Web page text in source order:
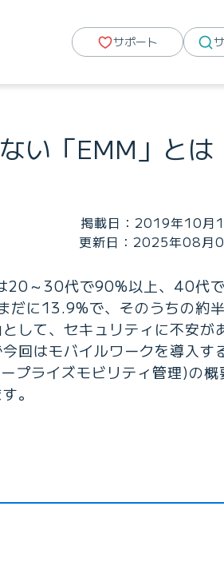
サポート
い「EMM」とは
掲載日：2019年10月
更新日：2025年08月
20～30代で90%以上、40代
だに13.9%で、そのうちの約
して、セキュリティに不安が
回はモバイルワークを導入す
プライズモビリティ管理)の概
。